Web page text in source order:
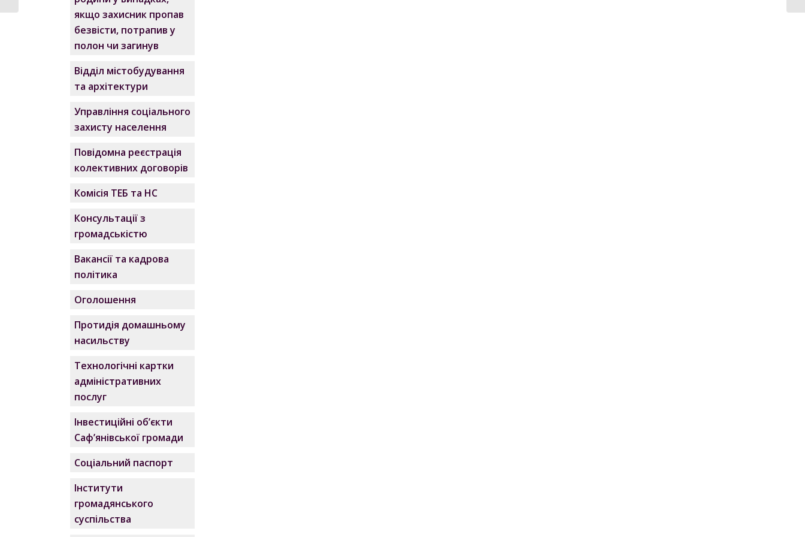
якщо захисник пропав
безвісти, потрапив у
полон чи загинув
Відділ містобудування
та архітектури
Управління соціального
захисту населення
Повідомна реєстрація
колективних договорів
Комісія ТЕБ та НС
Консультації з
громадськістю
Вакансії та кадрова
політика
Оголошення
Протидія домашньому
насильству
Технологічні картки
адміністративних
послуг
Інвестиційні об’єкти
Саф’янівської громади
Соціальний паспорт
Інститути
громадянського
суспільства